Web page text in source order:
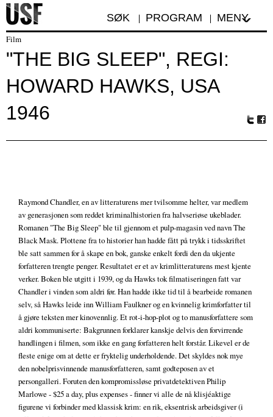
SØK PROGRAM MENY
Film
"THE BIG SLEEP", REGI:
HOWARD HAWKS, USA
1946
Raymond Chandler, en av litteraturens mer tvilsomme helter, var medlem
av generasjonen som reddet kriminalhistorien fra halvseriøse ukeblader.
Romanen "The Big Sleep" ble til gjennom et pulp-magasin ved navn The
Black Mask. Plottene fra to historier han hadde fått på trykk i tidsskriftet
ble satt sammen for å skape en bok, ganske enkelt fordi den da ukjente
forfatteren trengte penger. Resultatet er et av krimlitteraturens mest kjente
verker. Boken ble utgitt i 1939, og da Hawks tok filmatiseringen fatt var
Chandler i vinden som aldri før. Han hadde ikke tid til å bearbeide romanen
selv, så Hawks leide inn William Faulkner og en kvinnelig krimforfatter til
å gjøre teksten mer kinovennlig. Et rot-i-hop-plot og to manusforfattere som
aldri kommuniserte: Bakgrunnen forklarer kanskje delvis den forvirrende
handlingen i filmen, som ikke en gang forfatteren helt forstår. Likevel er de
fleste enige om at dette er fryktelig underholdende. Det skyldes nok mye
den nobelprisvinnende manusforfatteren, samt godteposen av et
persongalleri. Foruten den kompromissløse privatdetektiven Philip
Marlowe - $25 a day, plus expenses - finner vi alle de nå klisjéaktige
figurene vi forbinder med klassisk krim: en rik, eksentrisk arbeidsgiver (i